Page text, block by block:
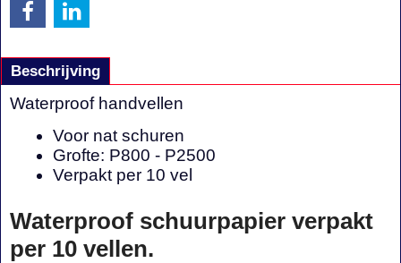
Beschrijving
Waterproof handvellen
Voor nat schuren
Grofte: P800 - P2500
Verpakt per 10 vel
Waterproof schuurpapier verpakt
per 10 vellen.